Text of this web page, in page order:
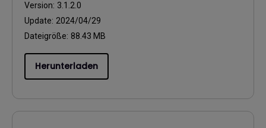
Version: 3.1.2.0
Update: 2024/04/29
Dateigröße: 88.43 MB
Herunterladen